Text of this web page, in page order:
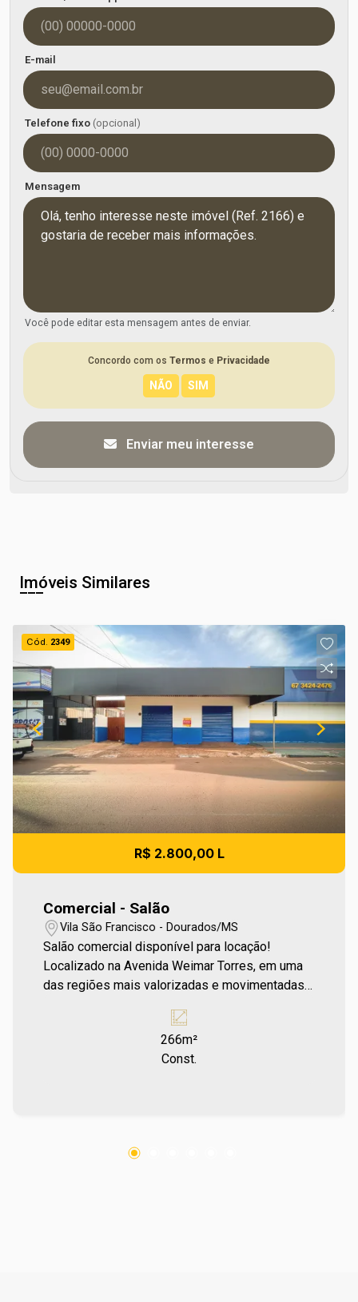
E-mail
Telefone fixo (opcional)
Mensagem
Você pode editar esta mensagem antes de enviar.
Concordo com os Termos e Privacidade
Enviar meu interesse
Imóveis Similares
Cód. 2349
R$ 2.800,00 L
Comercial - Salão
Vila São Francisco - Dourados/MS
Salão comercial disponível para locação!
Localizado na Avenida Weimar Torres, em uma
das regiões mais valorizadas e movimentadas
para o seu negócio, ideal para serviços como
autopeças e atividades variadas do setor. Entre
em contato e agende sua visita no número (67)
municipal. A metragem informada é aproximada
266m²
Const.